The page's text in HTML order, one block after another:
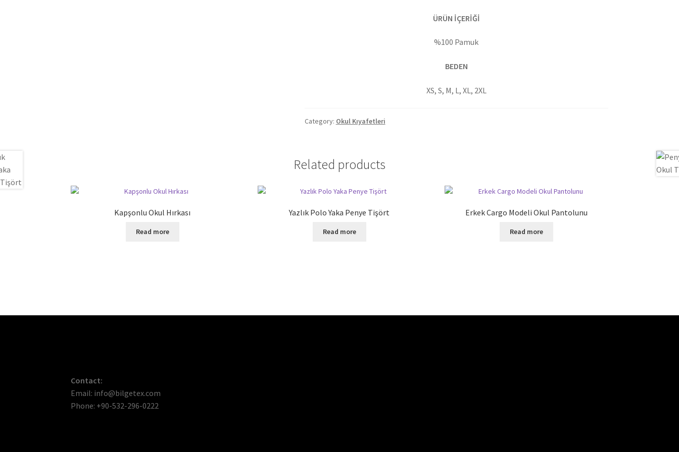
ÜRÜN İÇERİĞİ
%100 Pamuk
BEDEN
XS, S, M, L, XL, 2XL
Category: Okul Kıyafetleri
Related products
Kapşonlu Okul Hırkası
Read more
Yazlık Polo Yaka Penye Tişört
Read more
Erkek Cargo Modeli Okul Pantolunu
Read more
Contact:
Email: info@bilgetex.com
Phone: +90-532-296-0222